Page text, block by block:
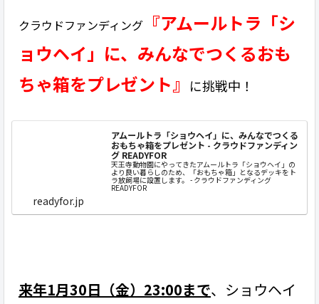
クラウドファンディング 『アムールトラ「シ
ョウヘイ」に、みんなでつくるおも
ちゃ箱をプレゼント』
に挑戦中！
アムールトラ「ショウヘイ」に、みんなでつくる
おもちゃ箱をプレゼント - クラウドファンディン
グ READYFOR
天王寺動物園にやってきたアムールトラ「ショウヘイ」の
より良い暮らしのため、「おもちゃ箱」となるデッキをト
ラ放飼場に設置します。 - クラウドファンディング
READYFOR
readyfor.jp
来年1月30日（金）23:00まで、ショウヘイ